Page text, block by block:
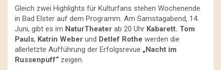
Gleich zwei Highlights für Kulturfans stehen Wochenende
in Bad Elster auf dem Programm. Am Samstagabend, 14.
Juni, gibt es im NaturTheater ab 20 Uhr Kabarett. Tom
Pauls, Katrin Weber und Detlef Rothe werden die
allerletzte Aufführung der Erfolgsrevue „Nacht im
Russenpuff“ zeigen.